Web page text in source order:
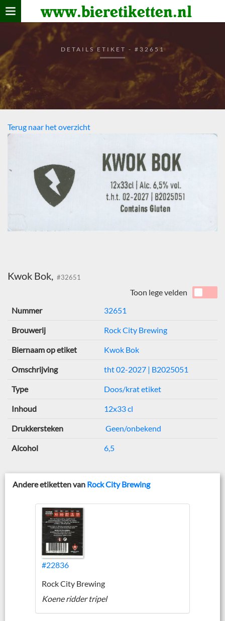
www.bieretiketten.nl
Home
verzamelen
De bierkaart
Bezoekers
DETAILS ETIKET - #32651
Terug naar het overzicht
Kwok Bok, #32651
Toon lege velden
Nummer
32651
Brouwerij Rock City Brewing
Biernaam op etiket Kwok Bok
Omschrijving tht 02-2027 | B2025051
Type Doos/krat etiket
Inhoud 12x33 cl
Drukkersteken Geen/onbekend
Alcohol 6,5
Andere etiketten van Rock City Brewing
#22836
Rock City Brewing
Koene ridder tripel